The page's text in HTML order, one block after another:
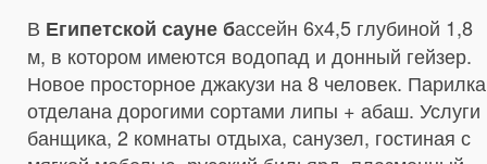
В Египетской сауне бассейн 6х4,5 глубиной 1,8
м, в котором имеются водопад и донный гейзер.
Новое просторное джакузи на 8 человек. Парилка
отделана дорогими сортами липы + абаш. Услуги
банщика, 2 комнаты отдыха, санузел, гостиная с